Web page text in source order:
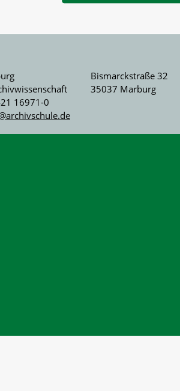
Bismarckstraße 32
35037 Marburg
16971-0